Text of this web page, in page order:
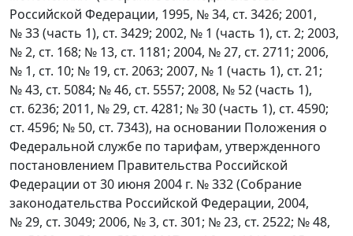
Российской Федерации, 1995, № 34, ст. 3426; 2001,
№ 33 (часть 1), ст. 3429; 2002, № 1 (часть 1), ст. 2; 2003,
№ 2, ст. 168; № 13, ст. 1181; 2004, № 27, ст. 2711; 2006,
№ 1, ст. 10; № 19, ст. 2063; 2007, № 1 (часть 1), ст. 21;
№ 43, ст. 5084; № 46, ст. 5557; 2008, № 52 (часть 1),
ст. 6236; 2011, № 29, ст. 4281; № 30 (часть 1), ст. 4590;
ст. 4596; № 50, ст. 7343), на основании Положения о
Федеральной службе по тарифам, утвержденного
постановлением Правительства Российской
Федерации от 30 июня 2004 г. № 332 (Собрание
законодательства Российской Федерации, 2004,
№ 29, ст. 3049; 2006, № 3, ст. 301; № 23, ст. 2522; № 48,